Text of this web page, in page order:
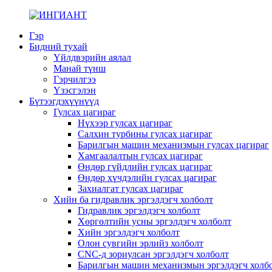
Гэр
Бидний тухай
Үйлдвэрийн аялал
Манай түнш
Гэрчилгээ
Үзэсгэлэн
Бүтээгдэхүүнүүд
Гулсах цагираг
Нүхээр гулсах цагираг
Салхин турбины гулсах цагираг
Барилгын машин механизмын гулсах цагираг
Хамгаалалтын гулсах цагираг
Өндөр гүйдлийн гулсах цагираг
Өндөр хүчдэлийн гулсах цагираг
Захиалгат гулсах цагираг
Хийн ба гидравлик эргэлдэгч холболт
Гидравлик эргэлдэгч холболт
Хөргөлтийн усны эргэлдэгч холболт
Хийн эргэлдэгч холболт
Олон сувгийн эрлийз холболт
CNC-д зориулсан эргэлдэгч холболт
Барилгын машин механизмын эргэлдэгч